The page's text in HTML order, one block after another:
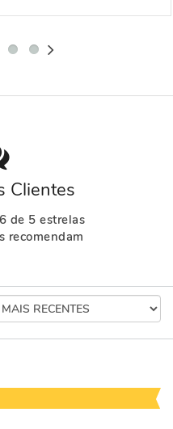
Clientes
de 5 estrelas
recomendam